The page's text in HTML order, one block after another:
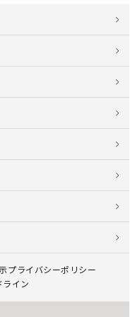
プライバシーポリシー
ライン